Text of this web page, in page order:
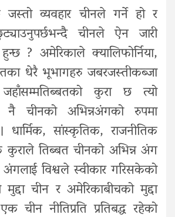
व्यवहार चीनले गर्ने हो र
छुट्याउनुपर्छभन्दै चीनले ऐन जारी
? अमेरिकाले क्यालिफोर्निया,
धेरै भूभागहरु जबरजस्तीकब्जा
कुरा छ त्यो
नै चीनको अभिन्नअंगको रुपमा
सांस्कृतिक, राजनीतिक
तिब्बत चीनको अभिन्न अंग
अंगलाई विश्वले स्वीकार गरिसकेको
चीन र अमेरिकाबीचको मुद्दा
चीन नीतिप्रति प्रतिबद्ध रहेको